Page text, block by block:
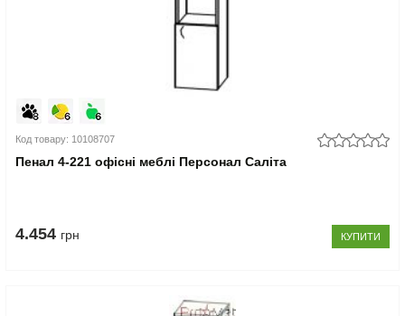
Код товару: 10108707
Пенал 4-221 офісні меблі Персонал Саліта
4.454 грн КУПИТИ